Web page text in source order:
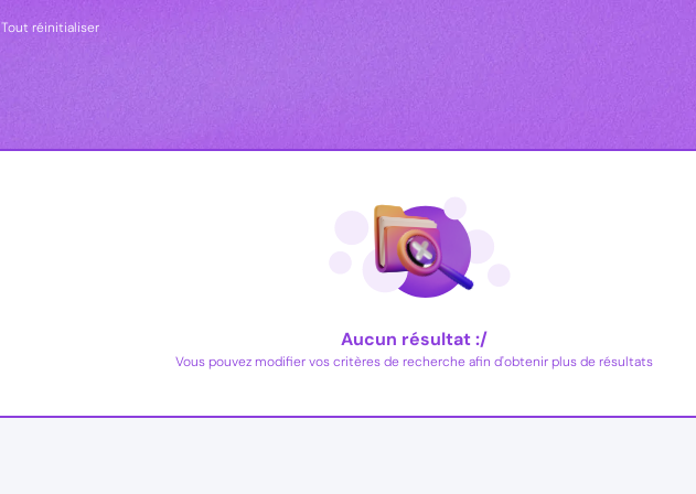
Tout réinitialiser
Aucun résultat :/
Vous pouvez modifier vos critères de recherche afin d'obtenir plus de résultats